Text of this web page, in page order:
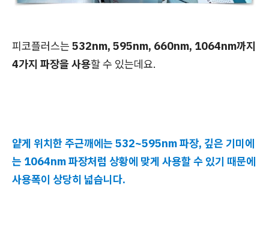
피코플러스는 532nm, 595nm, 660nm, 1064nm까지
4가지 파장을 사용할 수 있는데요.
얕게 위치한 주근깨에는 532~595nm 파장, 깊은 기미에
는 1064nm 파장처럼 상황에 맞게 사용할 수 있기 때문에
사용폭이 상당히 넓습니다.